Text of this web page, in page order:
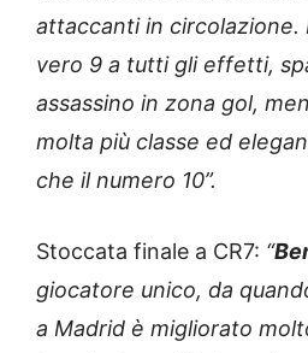
attaccanti in circolazione.
vero 9 a tutti gli effetti,
assassino in zona gol,
molta più classe ed
che il numero 10”.
Stoccata finale a CR7: “
giocatore unico, da
a Madrid è migliorato